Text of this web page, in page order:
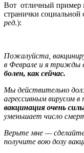
Вот отличный пример
странички социальной
ред.):
Пожалуйста,
в Феврале и я трижды
болен, как сейчас.
Мы действительно
агрессивным вирусом
вакцинация очень
уменьшает число
Верьте мне —
получите вою дозу